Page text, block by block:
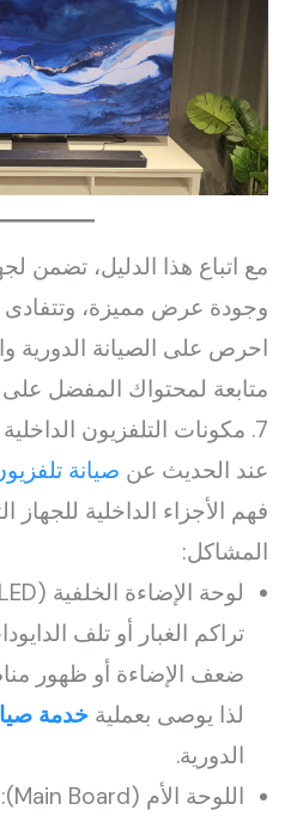
مع اتباع هذا الدليل، تضمن
وجودة عرض مميزة، وتتفادى
احرص على الصيانة الدورية
متابعة لمحتواك المفضل
7. مكونات التلفزيون الداخلية والعيوب الشائعة
عند الحديث عن صيانة
فهم الأجزاء الداخلية للجهاز
المشاكل:
لوحة الإضاءة الخلفية (LED):
تراكم الغبار أو تلف
ضعف الإضاءة أو ظهور
لذا يوصى بعمليةخدمة
الدورية.
اللوحة الأم (Main Board):